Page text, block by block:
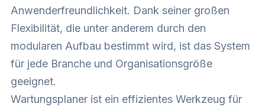
Anwenderfreundlichkeit. Dank seiner großen
Flexibilität, die unter anderem durch den
modularen Aufbau bestimmt wird, ist das System
für jede Branche und Organisationsgröße
geeignet.
Wartungsplaner ist ein effizientes Werkzeug für